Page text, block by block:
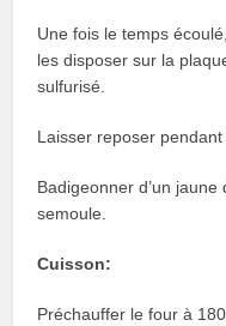
Une fois le temps
les disposer sur la
sulfurisé.
Laisser reposer
Badigeonner d’un
semoule.
Cuisson:
Préchauffer le four à